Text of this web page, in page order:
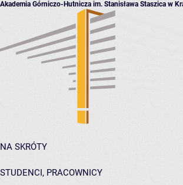
Akademia Górniczo-Hutnicza im. Stanisława Staszica w
NA SKRÓTY
STUDENCI, PRACOWNICY